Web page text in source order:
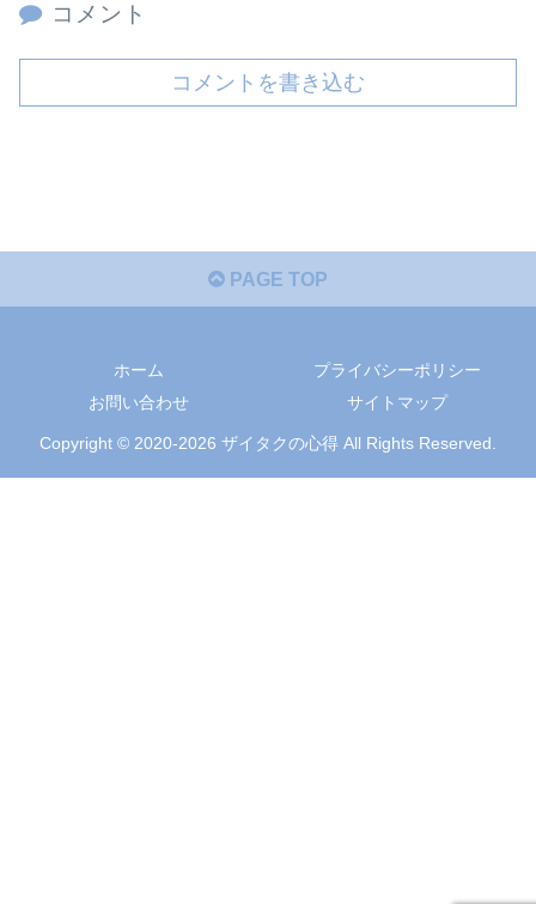
コメント
コメントを書き込む
PAGE TOP
ホーム
プライバシーポリシー
お問い合わせ
サイトマップ
Copyright © 2020-2026 ザイタクの心得 All Rights Reserved.